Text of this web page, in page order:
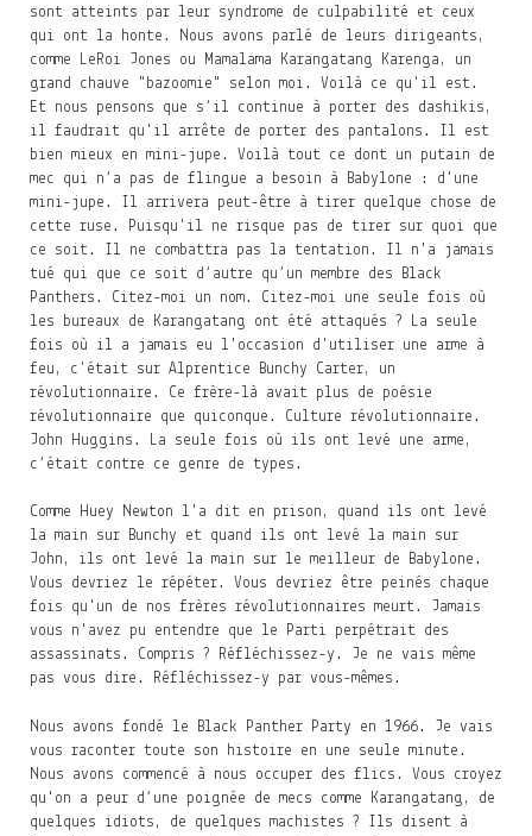
sont atteints par leur syndrome de culpabilité et ceux
qui ont la honte. Nous avons parlé de leurs dirigeants,
comme LeRoi Jones ou Mamalama Karangatang Karenga, un
grand chauve "bazoomie" selon moi. Voilà ce qu'il est.
Et nous pensons que s’il continue à porter des dashikis,
il faudrait qu'il arrête de porter des pantalons. Il est
bien mieux en mini-jupe. Voilà tout ce dont un putain de
mec qui n’a pas de flingue a besoin à Babylone : d'une
mini-jupe. Il arrivera peut-être à tirer quelque chose de
cette ruse. Puisqu'il ne risque pas de tirer sur quoi que
ce soit. Il ne combattra pas la tentation. Il n'a jamais
tué qui que ce soit d’autre qu’un membre des Black
Panthers. Citez-moi un nom. Citez-moi une seule fois où
les bureaux de Karangatang ont été attaqués ? La seule
fois où il a jamais eu l'occasion d'utiliser une arme à
feu, c'était sur Alprentice Bunchy Carter, un
révolutionnaire. Ce frère-là avait plus de poésie
révolutionnaire que quiconque. Culture révolutionnaire.
John Huggins. La seule fois où ils ont levé une arme,
c’était contre ce genre de types.
Comme Huey Newton l'a dit en prison, quand ils ont levé
la main sur Bunchy et quand ils ont levé la main sur
John, ils ont levé la main sur le meilleur de Babylone.
Vous devriez le répéter. Vous devriez être peinés chaque
fois qu'un de nos frères révolutionnaires meurt. Jamais
vous n'avez pu entendre que le Parti perpétrait des
assassinats. Compris ? Réfléchissez-y. Je ne vais même
pas vous dire. Réfléchissez-y par vous-mêmes.
Nous avons fondé le Black Panther Party en 1966. Je vais
vous raconter toute son histoire en une seule minute.
Nous avons commencé à nous occuper des flics. Vous croyez
qu'on a peur d’une poignée de mecs comme Karangatang, de
quelques idiots, de quelques machistes ? Ils disent à